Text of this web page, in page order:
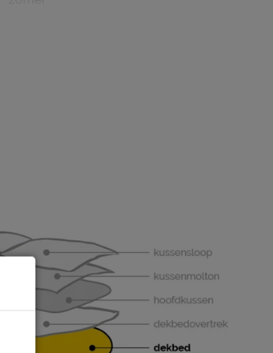
Dons
Eendendons
30% gerecycled dons, 70% gerecyclede
katoen